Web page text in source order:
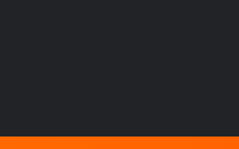
fortes chuvas...